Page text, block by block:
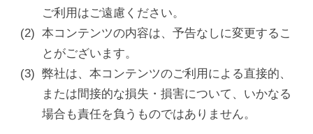
ご利用はご遠慮ください。
本コンテンツの内容は、予告なしに変更するこ
とがございます。
弊社は、本コンテンツのご利用による直接的、
または間接的な損失・損害について、いかなる
場合も責任を負うものではありません。